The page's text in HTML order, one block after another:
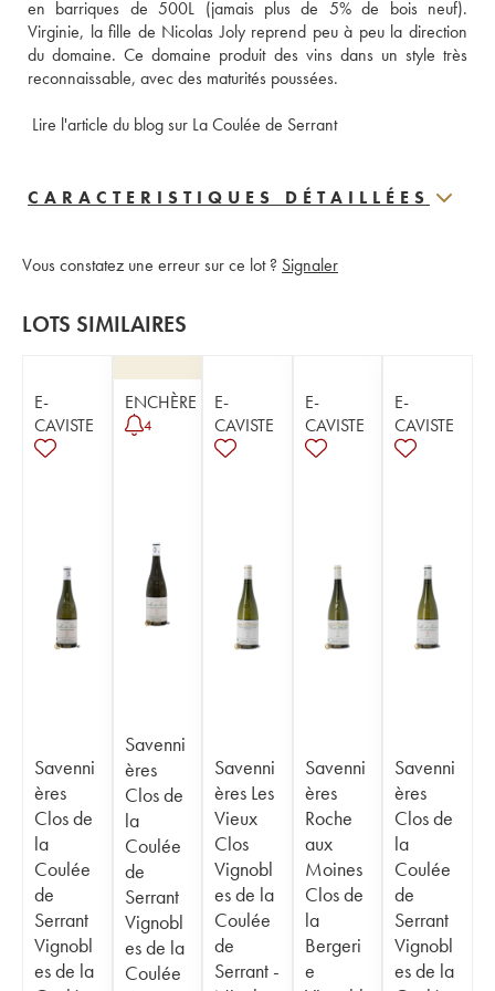
en barriques de 500L (jamais plus de 5% de bois neuf).
Virginie, la fille de Nicolas Joly reprend peu à peu la direction
du domaine. Ce domaine produit des vins dans un style très
reconnaissable, avec des maturités poussées.
Lire l'article du blog sur La Coulée de Serrant
CARACTERISTIQUES DÉTAILLÉES
Vous constatez une erreur sur ce lot ? Signaler
LOTS SIMILAIRES
E-
CAVISTE
Savenni
ères
Clos de
la
Coulée
de
Serrant
Vignobl
es de la
ENCHÈRE
4
Savenni
ères
Clos de
la
Coulée
de
Serrant
Vignobl
es de la
Coulée
E-
CAVISTE
Savenni
ères Les
Vieux
Clos
Vignobl
es de la
Coulée
de
Serrant -
E-
CAVISTE
Savenni
ères
Roche
aux
Moines
Clos de
la
Bergeri
e
E-
CAVISTE
Savenni
ères
Clos de
la
Coulée
de
Serrant
Vignobl
es de la